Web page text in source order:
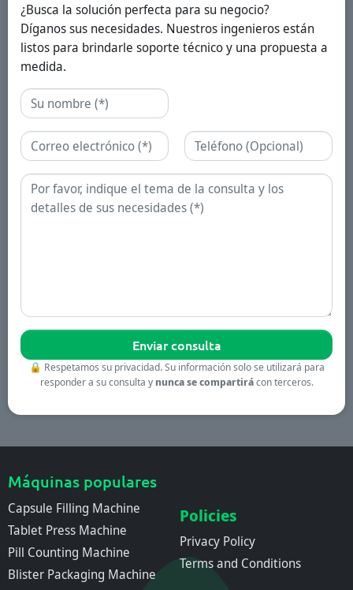
¿Busca la solución perfecta para su negocio?
Díganos sus necesidades. Nuestros ingenieros están
listos para brindarle soporte técnico y una propuesta a
medida.
Nombre
Correo electrónico Teléfono
Consulta
🔒 Respetamos su privacidad. Su información solo se utilizará para
responder a su consulta y nunca se compartirácon terceros.
Máquinas populares
Capsule Filling Machine
Tablet Press Machine
Pill Counting Machine
Blister Packaging Machine
Policies
Privacy Policy
Terms and Conditions